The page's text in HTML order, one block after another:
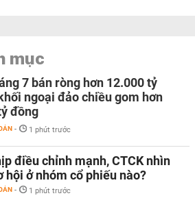
mục
7 bán ròng hơn 12.000 tỷ
ngoại đảo chiều gom hơn
đồng
- 1 phút trước
điều chỉnh mạnh, CTCK nhìn
hội ở nhóm cổ phiếu nào?
- 1 phút trước